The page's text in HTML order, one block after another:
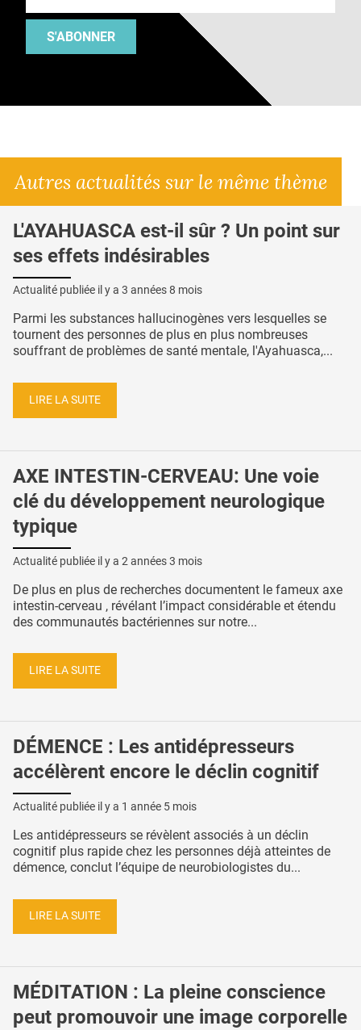
S'ABONNER
Autres actualités sur le même thème
L'AYAHUASCA est-il sûr ? Un point sur
ses effets indésirables
Actualité publiée il y a 3 années 8 mois
Parmi les substances hallucinogènes vers lesquelles se
tournent des personnes de plus en plus nombreuses
souffrant de problèmes de santé mentale, l'Ayahuasca,...
LIRE LA SUITE
AXE INTESTIN-CERVEAU: Une voie
clé du développement neurologique
typique
Actualité publiée il y a 2 années 3 mois
De plus en plus de recherches documentent le fameux axe
intestin-cerveau , révélant l’impact considérable et étendu
des communautés bactériennes sur notre...
LIRE LA SUITE
DÉMENCE : Les antidépresseurs
accélèrent encore le déclin cognitif
Actualité publiée il y a 1 année 5 mois
Les antidépresseurs se révèlent associés à un déclin
cognitif plus rapide chez les personnes déjà atteintes de
démence, conclut l’équipe de neurobiologistes du...
LIRE LA SUITE
MÉDITATION : La pleine conscience
peut promouvoir une image corporelle